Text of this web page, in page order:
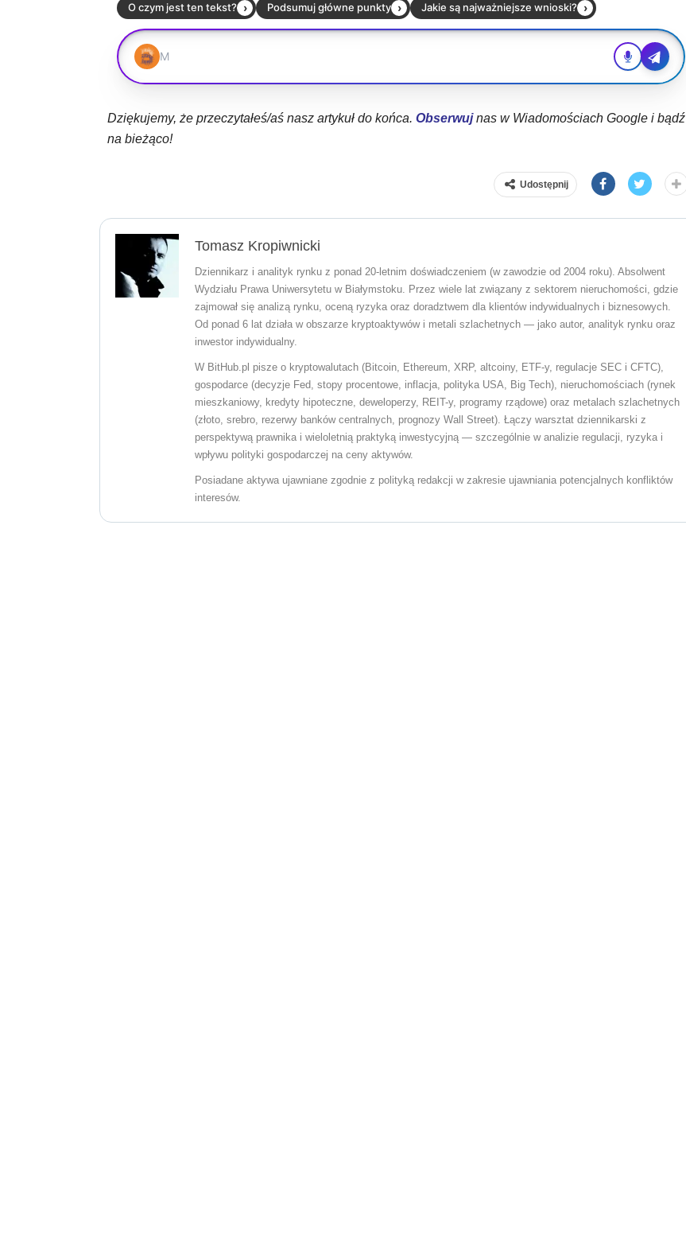
Dziękujemy, że przeczytałeś/aś nasz artykuł do końca. Obserwujnas w Wiadomościach Google i bądź
na bieżąco!
Udostępnij
Tomasz Kropiwnicki
Dziennikarz i analityk rynku z ponad 20-letnim doświadczeniem (w zawodzie od 2004 roku). Absolwent
Wydziału Prawa Uniwersytetu w Białymstoku. Przez wiele lat związany z sektorem nieruchomości, gdzie
zajmował się analizą rynku, oceną ryzyka oraz doradztwem dla klientów indywidualnych i biznesowych.
Od ponad 6 lat działa w obszarze kryptoaktywów i metali szlachetnych — jako autor, analityk rynku oraz
inwestor indywidualny.
W BitHub.pl pisze o kryptowalutach (Bitcoin, Ethereum, XRP, altcoiny, ETF-y, regulacje SEC i CFTC),
gospodarce (decyzje Fed, stopy procentowe, inflacja, polityka USA, Big Tech), nieruchomościach (rynek
mieszkaniowy, kredyty hipoteczne, deweloperzy, REIT-y, programy rządowe) oraz metalach szlachetnych
(złoto, srebro, rezerwy banków centralnych, prognozy Wall Street). Łączy warsztat dziennikarski z
perspektywą prawnika i wieloletnią praktyką inwestycyjną — szczególnie w analizie regulacji, ryzyka i
wpływu polityki gospodarczej na ceny aktywów.
Posiadane aktywa ujawniane zgodnie z polityką redakcji w zakresie ujawniania potencjalnych konfliktów
interesów.